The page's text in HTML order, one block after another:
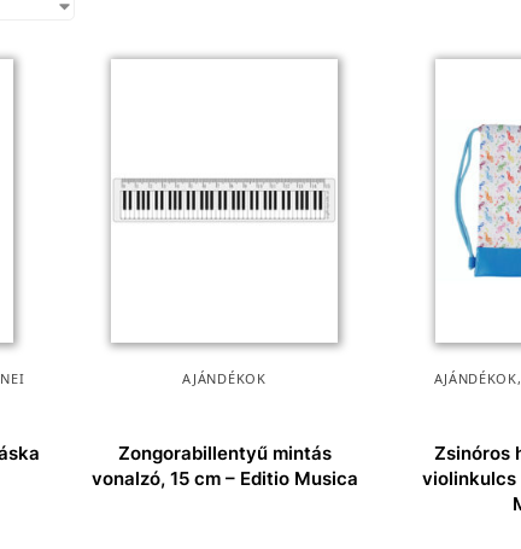
AJÁNDÉKOK
Zongorabillentyű mintás
vonalzó, 15 cm – Editio Musica
AJÁNDÉKOK
Zsinóros
violinkulcs